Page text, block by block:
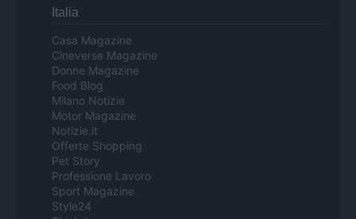
Italia
Casa Magazine
Cineverse Magazine
Donne Magazine
Food Blog
Milano Notizie
Motor Magazine
Notizie.it
Offerte Shopping
Pet Story
Professione Lavoro
Sport Magazine
Style24